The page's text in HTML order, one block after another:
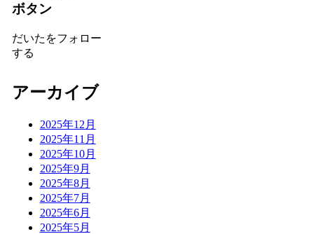
ボタン
だいたをフォロー
する
アーカイブ
2025年12月
2025年11月
2025年10月
2025年9月
2025年8月
2025年7月
2025年6月
2025年5月